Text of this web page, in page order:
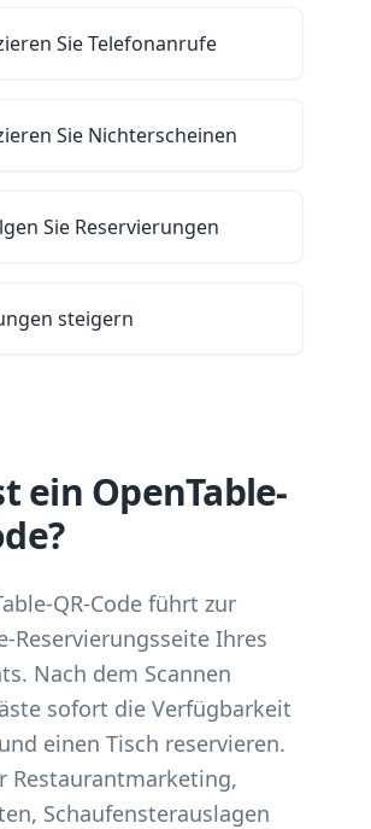
Sie Telefonanrufe
Sie Nichterscheinen
Sie Reservierungen
steigern
ein OpenTable-
QR-Code führt zur
Reservierungsseite Ihres
Nach dem Scannen
sofort die Verfügbarkeit
einen Tisch reservieren.
Restaurantmarketing,
Schaufensterauslagen